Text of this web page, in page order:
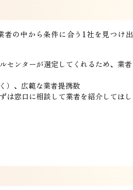
の中から条件に合う1社を見つけ出
センターが選定してくれるため、業者
）、広範な業者提携数
は窓口に相談して業者を紹介してほし